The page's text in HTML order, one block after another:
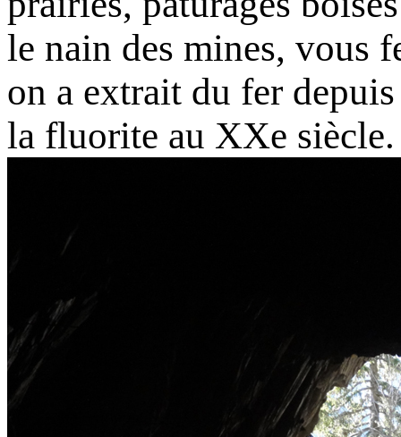
le nain des mines, vous
on a extrait du fer
la fluorite au XXe siècle.